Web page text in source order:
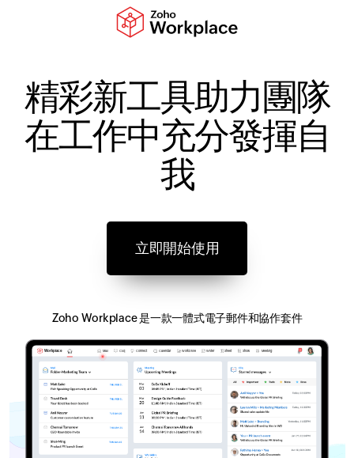
精彩新工具助力團隊
在工作中充分發揮自
我
立即開始使用
Zoho Workplace 是一款一體式電子郵件和協作套件
Workplace Mail Cliq Connect Calendar WorkDrive Writer Sheet Show Meeting